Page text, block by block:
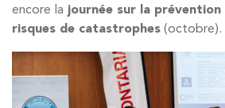
encore la journée sur la
risques de catastrophes (octobre).